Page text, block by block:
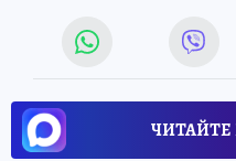
ЧИТАЙТЕ